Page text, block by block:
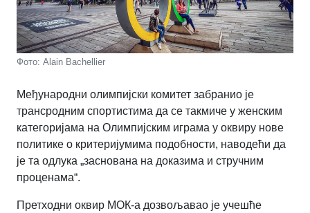
Фото: Alain Bachellier
Међународни олимпијски комитет забранио је
трансродним спортистима да се такмиче у женским
категоријама на Олимпијским играма у оквиру нове
политике о критеријумима подобности, наводећи да
је та одлука „заснована на доказима и стручним
проценама“.
Претходни оквир МОК-а дозвољавао је учешће